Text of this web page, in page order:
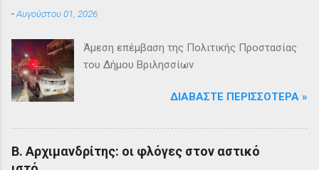
-Αυγούστου 01, 2026
Άμεση επέμβαση της Πολιτικής Προστασίας
του Δήμου Βριλησσίων
ΔΙΑΒΆΣΤΕ ΠΕΡΙΣΣΌΤΕΡΑ »
Β. Αρχιμανδρίτης: οι φλόγες στον αστικό